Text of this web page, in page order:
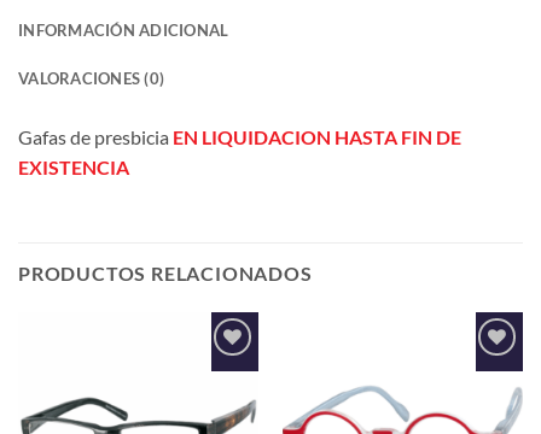
INFORMACIÓN ADICIONAL
VALORACIONES (0)
Gafas de presbicia EN LIQUIDACION HASTA FIN DE
EXISTENCIA
PRODUCTOS RELACIONADOS
Añadir
lista de
deseos
Añadir
lista de
deseos